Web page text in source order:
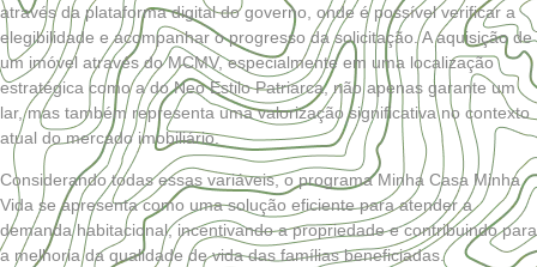
através da plataforma digital do governo, onde é possível verificar a
elegibilidade e acompanhar o progresso da solicitação. A aquisição de
um imóvel através do MCMV, especialmente em uma localização
estratégica como a do Neo Estilo Patriarca, não apenas garante um
lar, mas também representa uma valorização significativa no contexto
atual do mercado imobiliário.
Considerando todas essas variáveis, o programa Minha Casa Minha
Vida se apresenta como uma solução eficiente para atender a
demanda habitacional, incentivando a propriedade e contribuindo para
a melhoria da qualidade de vida das famílias beneficiadas.